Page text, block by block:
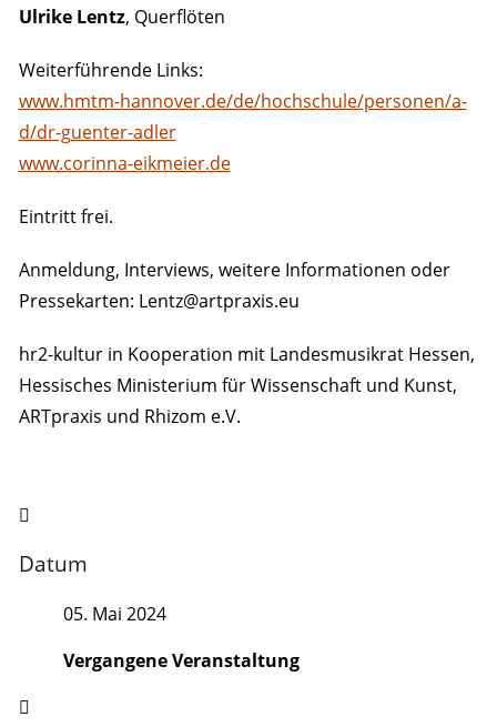
Ulrike Lentz, Querflöten
Weiterführende Links:
www.hmtm-hannover.de/de/hochschule/personen/a-
d/dr-guenter-adler
www.corinna-eikmeier.de
Eintritt frei.
Anmeldung, Interviews, weitere Informationen oder
Pressekarten: Lentz@artpraxis.eu
hr2-kultur in Kooperation mit Landesmusikrat Hessen,
Hessisches Ministerium für Wissenschaft und Kunst,
ARTpraxis und Rhizom e.V.
Datum
05. Mai 2024
Vergangene Veranstaltung